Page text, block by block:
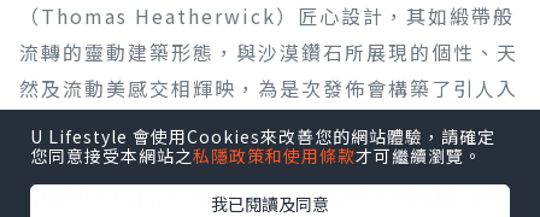
（Thomas Heatherwick）匠心設計，其如緞帶般
流轉的靈動建築形態，與沙漠鑽石所展現的個性、天
然及流動美感交相輝映，為是次發佈會構築了引人入
勝的視覺意境。盛典高潮為隆重的敲鑼啟動儀式，象
徵沙漠鑽石全新篇章的展開。De Beers 集團天然鑽
石總經理 Lynn Serfaty 女士，與周大福珠寶首席營
U Lifestyle 會使用Cookies來改善您的網站體驗，請確定
您同意接受本網站之私隱政策和使用條款才可繼續瀏覽。
我已閱讀及同意